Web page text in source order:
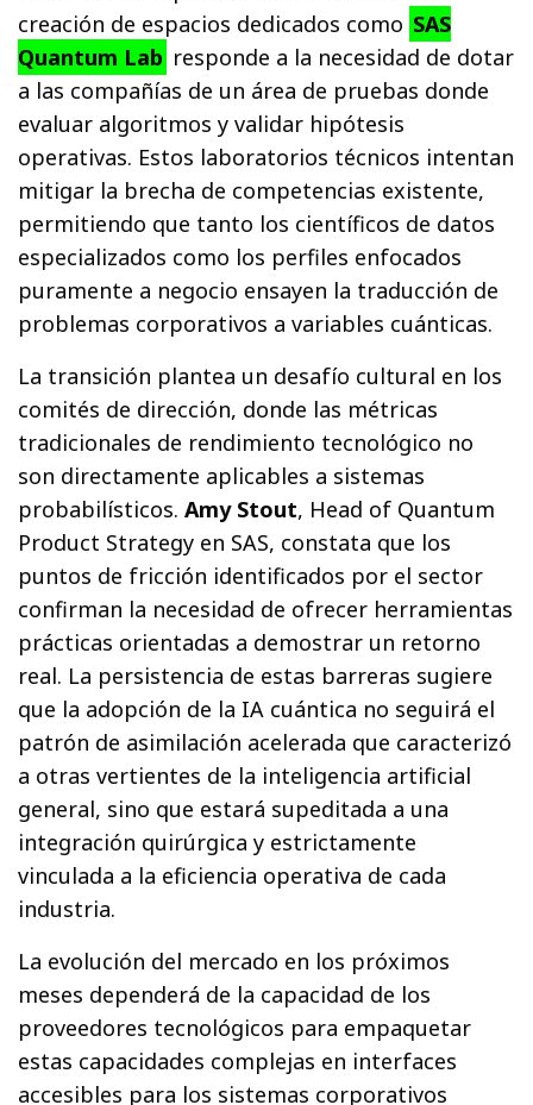
creación de espacios dedicados como SAS
Quantum Lab responde a la necesidad de dotar
a las compañías de un área de pruebas donde
evaluar algoritmos y validar hipótesis
operativas. Estos laboratorios técnicos intentan
mitigar la brecha de competencias existente,
permitiendo que tanto los científicos de datos
especializados como los perfiles enfocados
puramente a negocio ensayen la traducción de
problemas corporativos a variables cuánticas.
La transición plantea un desafío cultural en los
comités de dirección, donde las métricas
tradicionales de rendimiento tecnológico no
son directamente aplicables a sistemas
probabilísticos.Amy Stout, Head of Quantum
Product Strategy en SAS, constata que los
puntos de fricción identificados por el sector
confirman la necesidad de ofrecer herramientas
prácticas orientadas a demostrar un retorno
real. La persistencia de estas barreras sugiere
que la adopción de la IA cuántica no seguirá el
patrón de asimilación acelerada que caracterizó
a otras vertientes de la inteligencia artificial
general, sino que estará supeditada a una
integración quirúrgica y estrictamente
vinculada a la eficiencia operativa de cada
industria.
La evolución del mercado en los próximos
meses dependerá de la capacidad de los
proveedores tecnológicos para empaquetar
estas capacidades complejas en interfaces
accesibles para los sistemas corporativos